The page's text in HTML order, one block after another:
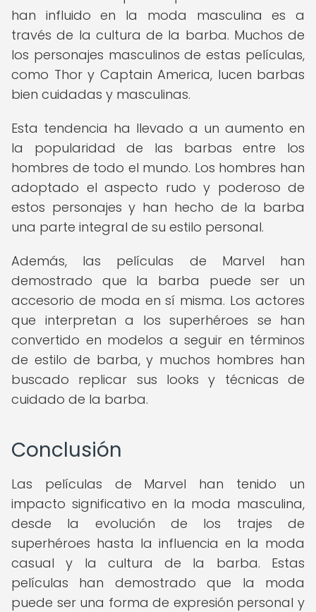
han influido en la moda masculina es a
través de la cultura de la barba. Muchos de
los personajes masculinos de estas películas,
como Thor y Captain America, lucen barbas
bien cuidadas y masculinas.
Esta tendencia ha llevado a un aumento en
la popularidad de las barbas entre los
hombres de todo el mundo. Los hombres han
adoptado el aspecto rudo y poderoso de
estos personajes y han hecho de la barba
una parte integral de su estilo personal.
Además, las películas de Marvel han
demostrado que la barba puede ser un
accesorio de moda en sí misma. Los actores
que interpretan a los superhéroes se han
convertido en modelos a seguir en términos
de estilo de barba, y muchos hombres han
buscado replicar sus looks y técnicas de
cuidado de la barba.
Conclusión
Las películas de Marvel han tenido un
impacto significativo en la moda masculina,
desde la evolución de los trajes de
superhéroes hasta la influencia en la moda
casual y la cultura de la barba. Estas
películas han demostrado que la moda
puede ser una forma de expresión personal y